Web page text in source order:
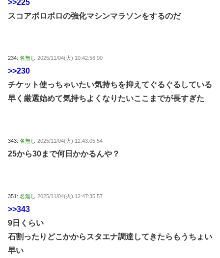
>>225
スコアボロボロの強化マシンマラソンをするのだ
234: 名無し 2025/11/04(火) 10:42:56.90
>>230
チケット使っちゃいたい気持ちを抑えてぐるぐるしている
早く厳選始めて気持ちよくなりたいここまでが長すぎた
343: 名無し 2025/11/04(火) 12:43:05.54
25から30まで何日かかるんや？
351: 名無し 2025/11/04(火) 12:47:35.57
>>343
9日くらい
石割ったりどこかからスタエナ調達してきたらもうちょい
早い